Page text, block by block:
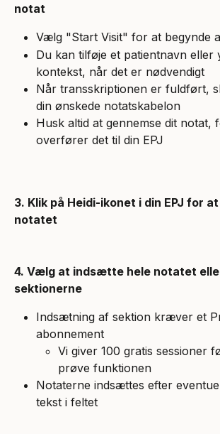
notat
Vælg "Start Visit" for at begynde
Du kan tilføje et patientnavn eller
kontekst, når det er nødvendigt
Når transskriptionen er fuldført,
din ønskede notatskabelon
Husk altid at gennemse dit notat,
overfører det til din EPJ
3. Klik på Heidi-ikonet i din EPJ for
notatet
4. Vælg at indsætte hele notatet
sektionerne
Indsætning af sektion kræver et
abonnement
Vi giver 100 gratis sessioner
prøve funktionen
Notaterne indsættes efter
tekst i feltet